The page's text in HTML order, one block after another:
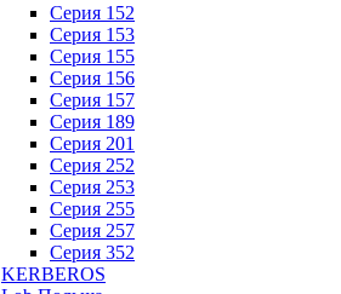
Серия 152
Серия 153
Серия 155
Серия 156
Серия 157
Серия 189
Серия 201
Серия 252
Серия 253
Серия 255
Серия 257
Серия 352
KERBEROS